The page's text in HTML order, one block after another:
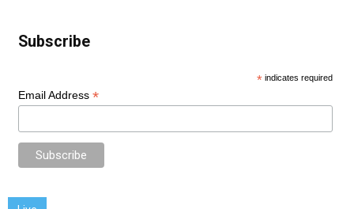
Subscribe
* indicates required
Email Address *